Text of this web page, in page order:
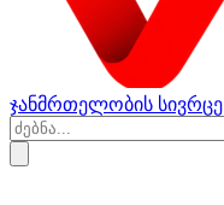
ჯანმრთელობის სივრცე